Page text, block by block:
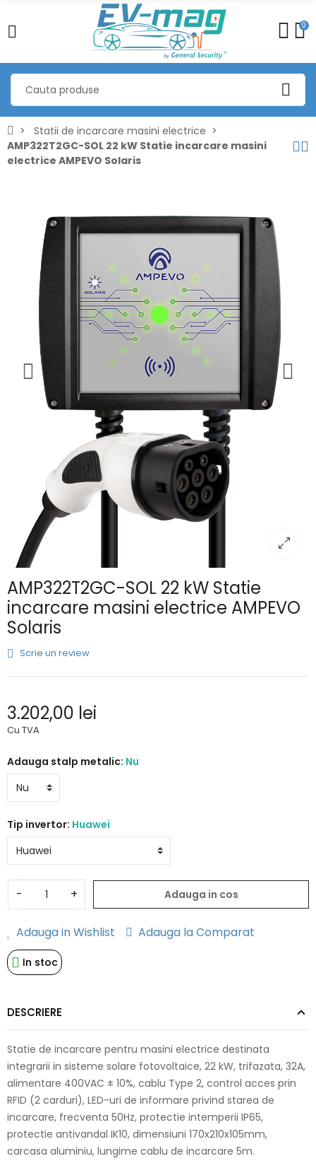
0
Statii de incarcare masini electrice
AMP322T2GC-SOL 22 kW Statie incarcare masini
electrice AMPEVO Solaris
AMP322T2GC-SOL 22 kW Statie
incarcare masini electrice AMPEVO
Solaris
Scrie un review
3.202,00 lei
Cu TVA
Adauga stalp metalic: Nu
Tip invertor: Huawei
- + Adauga in cos
Adauga in Wishlist Adauga la Comparat
In stoc
DESCRIERE
Statie de incarcare pentru masini electrice destinata
integrarii in sisteme solare fotovoltaice, 22 kW, trifazata, 32A,
alimentare 400VAC ± 10%, cablu Type 2, control acces prin
RFID (2 carduri), LED-uri de informare privind starea de
incarcare, frecventa 50Hz, protectie intemperii IP65,
protectie antivandal IK10, dimensiuni 170x210x105mm,
carcasa aluminiu, lungime cablu de incarcare 5m.